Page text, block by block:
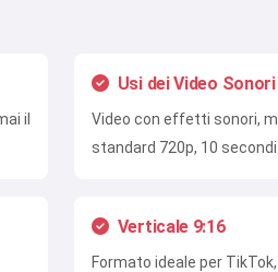
il
Usi dei Video Sonori
Video con effetti sonori,
standard 720p, 10 secondi.
Verticale 9:16
Formato ideale per